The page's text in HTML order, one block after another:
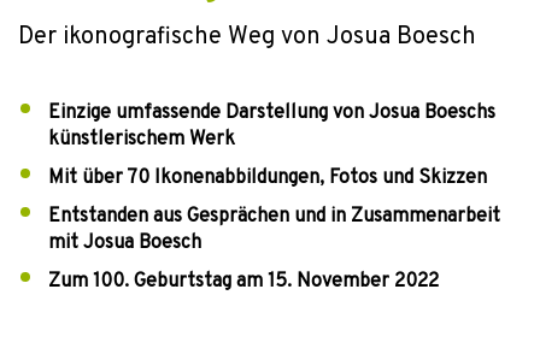
Der ikonografische Weg von Josua Boesch
Einzige umfassende Darstellung von Josua Boeschs
künstlerischem Werk
Mit über 70 Ikonenabbildungen, Fotos und Skizzen
Entstanden aus Gesprächen und in Zusammenarbeit
mit Josua Boesch
Zum 100. Geburtstag am 15. November 2022